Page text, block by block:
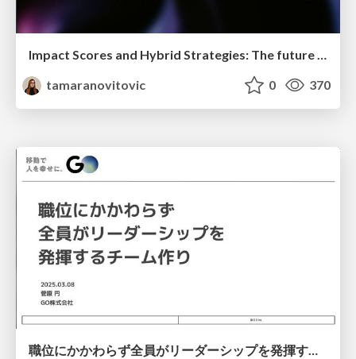
Impact Scores and Hybrid Strategies: The future of link building
tamaranovitovic
0 370
職位にかかわらず全員がリーダーシップを発揮するチーム作り / Building a team where everyone can demonstrate leadership regardless of position